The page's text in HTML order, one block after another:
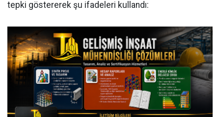
tepki göstererek şu ifadeleri kullandı: